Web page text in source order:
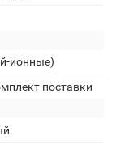
ионные)
поставки